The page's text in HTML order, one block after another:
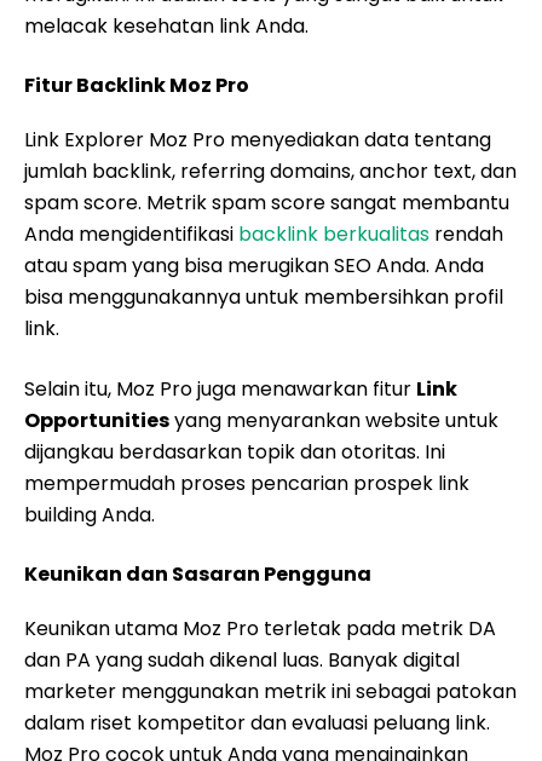
melacak kesehatan link Anda.
Fitur Backlink Moz Pro
Link Explorer Moz Pro menyediakan data tentang
jumlah backlink, referring domains, anchor text, dan
spam score. Metrik spam score sangat membantu
Anda mengidentifikasi backlink berkualitas rendah
atau spam yang bisa merugikan SEO Anda. Anda
bisa menggunakannya untuk membersihkan profil
link.
Selain itu, Moz Pro juga menawarkan fitur Link
Opportunitiesyang menyarankan website untuk
dijangkau berdasarkan topik dan otoritas. Ini
mempermudah proses pencarian prospek link
building Anda.
Keunikan dan Sasaran Pengguna
Keunikan utama Moz Pro terletak pada metrik DA
dan PA yang sudah dikenal luas. Banyak digital
marketer menggunakan metrik ini sebagai patokan
dalam riset kompetitor dan evaluasi peluang link.
Moz Pro cocok untuk Anda yang menginginkan